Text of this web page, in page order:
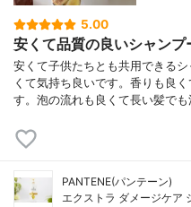
5.00
安くて品質の良いシャンプ
安くて子供たちとも共用できる
くて気持ち良いです。香りも良
す。泡の流れも良くて長い髪で
PANTENE(パンテーン)
エクストラ ダメージケア